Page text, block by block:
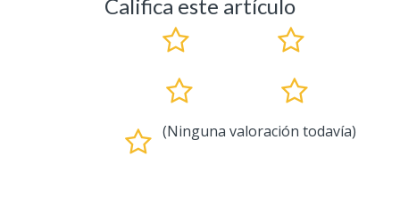
Califica este artículo
(Ninguna valoración todavía)